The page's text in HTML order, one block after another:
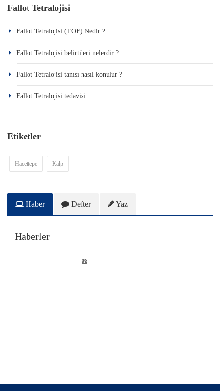
Fallot Tetralojisi
Fallot Tetralojisi (TOF) Nedir ?
Fallot Tetralojisi belirtileri nelerdir ?
Fallot Tetralojisi tanısı nasıl konulur ?
Fallot Tetralojisi tedavisi
Etiketler
Hacettepe Kalp
Haber Defter Yaz
Haberler